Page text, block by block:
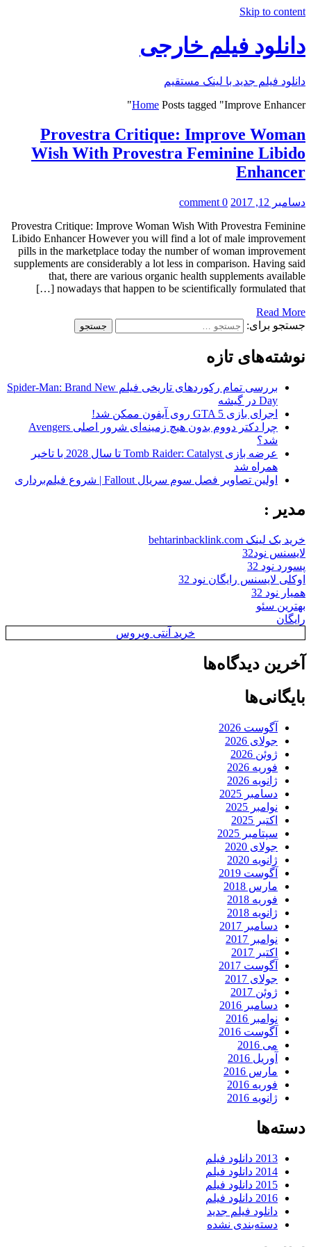
Skip to content
دانلود فیلم خارجی
دانلود فیلم جدید با لینک مستقیم
Home Posts tagged "Improve Enhancer"
Provestra Critique: Improve Woman
Wish With Provestra Feminine Libido
Enhancer
دسامبر 12, 2017
0 comment
Provestra Critique: Improve Woman Wish With Provestra Feminine
Libido Enhancer However you will find a lot of male improvement
pills in the marketplace today the number of woman improvement
supplements are considerably a lot less in comparison. Having said
that, there are various organic health supplements available
nowadays that happen to be scientifically formulated that […]
Read More
جستجو برای:
نوشته‌های تازه
بررسی تمام رکوردهای تاریخی فیلم Spider-Man: Brand New
Day در گیشه
اجرای بازی GTA 5 روی آیفون ممکن شد!
چرا دکتر دووم بدون هیچ زمینه‌ای شرور اصلی Avengers
شد؟
عرضه بازی Tomb Raider: Catalyst تا سال 2028 با تاخیر
همراه شد
اولین تصاویر فصل سوم سریال Fallout | شروع فیلم‌برداری
مدیر :
خرید بک لینک behtarinbacklink.com
لایسنس نود32
پسورد نود 32
اوکلی لایسنس رایگان نود 32
همیار نود 32
بهترین سئو
رایگان
خرید آنتی ویروس
آخرین دیدگاه‌ها
بایگانی‌ها
آگوست 2026
جولای 2026
ژوئن 2026
فوریه 2026
ژانویه 2026
دسامبر 2025
نوامبر 2025
اکتبر 2025
سپتامبر 2025
جولای 2020
ژانویه 2020
آگوست 2019
مارس 2018
فوریه 2018
ژانویه 2018
دسامبر 2017
نوامبر 2017
اکتبر 2017
آگوست 2017
جولای 2017
ژوئن 2017
دسامبر 2016
نوامبر 2016
آگوست 2016
می 2016
آوریل 2016
مارس 2016
فوریه 2016
ژانویه 2016
دسته‌ها
2013 دانلود فیلم
2014 دانلود فیلم
2015 دانلود فیلم
2016 دانلود فیلم
دانلود فیلم جدید
دسته‌بندی نشده